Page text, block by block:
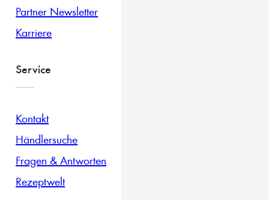
Partner Newsletter
Karriere
Service
Kontakt
Händlersuche
Fragen & Antworten
Rezeptwelt